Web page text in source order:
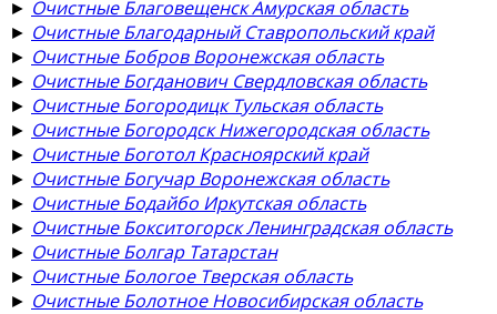
► Очистные Благовещенск Амурская область
► Очистные Благодарный Ставропольский край
► Очистные Бобров Воронежская область
► Очистные Богданович Свердловская область
► Очистные Богородицк Тульская область
► Очистные Богородск Нижегородская область
► Очистные Боготол Красноярский край
► Очистные Богучар Воронежская область
► Очистные Бодайбо Иркутская область
► Очистные Бокситогорск Ленинградская область
► Очистные Болгар Татарстан
► Очистные Бологое Тверская область
► Очистные Болотное Новосибирская область